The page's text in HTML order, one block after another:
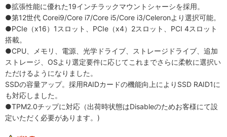
●拡張性能に優れた19インチラックマウントシャーシを採用。
●第12世代 Corei9/Core i7/Core i5/Core i3/Celeronより選択可能。
●PCIe（x16）1スロット、PCIe（x4）2スロット、PCI 4スロット
搭載。
●CPU、メモリ、電源、光学ドライブ、ストレージドライブ、追加
ストレージ、OSより選定要件に応じてこれまでさらに柔軟に選択い
ただけるようになりました。
SSDの容量アップ。採用RAIDカードの機能向上によりSSD RAID1に
も対応しました。
●TPM2.0チップに対応（出荷時状態はDisableのためお客様にて設
定いただく必要があります。)